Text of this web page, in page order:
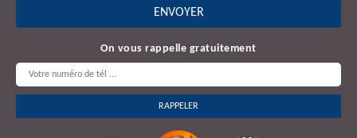
On vous rappelle gratuitement